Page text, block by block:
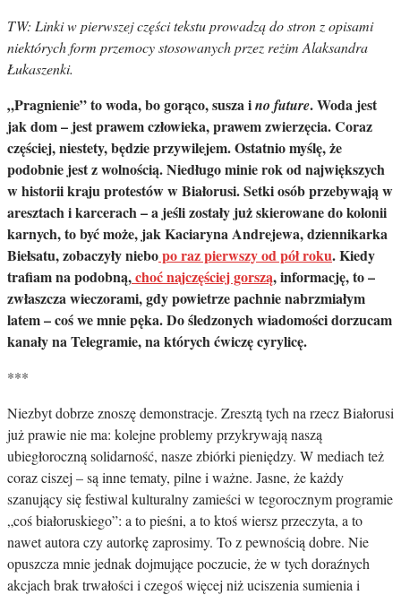
TW: Linki w pierwszej części tekstu prowadzą do stron z opisami
niektórych form przemocy stosowanych przez reżim Alaksandra
Łukaszenki.
„Pragnienie” to woda, bo gorąco, susza ino future. Woda jest
jak dom – jest prawem człowieka, prawem zwierzęcia. Coraz
częściej, niestety, będzie przywilejem. Ostatnio myślę, że
podobnie jest z wolnością. Niedługo minie rok od największych
w historii kraju protestów w Białorusi. Setki osób przebywają w
aresztach i karcerach – a jeśli zostały już skierowane do kolonii
karnych, to być może, jak Kaciaryna Andrejewa, dziennikarka
Biełsatu, zobaczyły niebopo raz pierwszy od pół roku. Kiedy
trafiam na podobną,choć najczęściej gorszą, informację, to –
zwłaszcza wieczorami, gdy powietrze pachnie nabrzmiałym
latem – coś we mnie pęka. Do śledzonych wiadomości dorzucam
kanały na Telegramie, na których ćwiczę cyrylicę.
***
Niezbyt dobrze znoszę demonstracje. Zresztą tych na rzecz Białorusi
już prawie nie ma: kolejne problemy przykrywają naszą
ubiegłoroczną solidarność, nasze zbiórki pieniędzy. W mediach też
coraz ciszej – są inne tematy, pilne i ważne. Jasne, że każdy
szanujący się festiwal kulturalny zamieści w tegorocznym programie
„coś białoruskiego”: a to pieśni, a to ktoś wiersz przeczyta, a to
nawet autora czy autorkę zaprosimy. To z pewnością dobre. Nie
opuszcza mnie jednak dojmujące poczucie, że w tych doraźnych
akcjach brak trwałości i czegoś więcej niż uciszenia sumienia i